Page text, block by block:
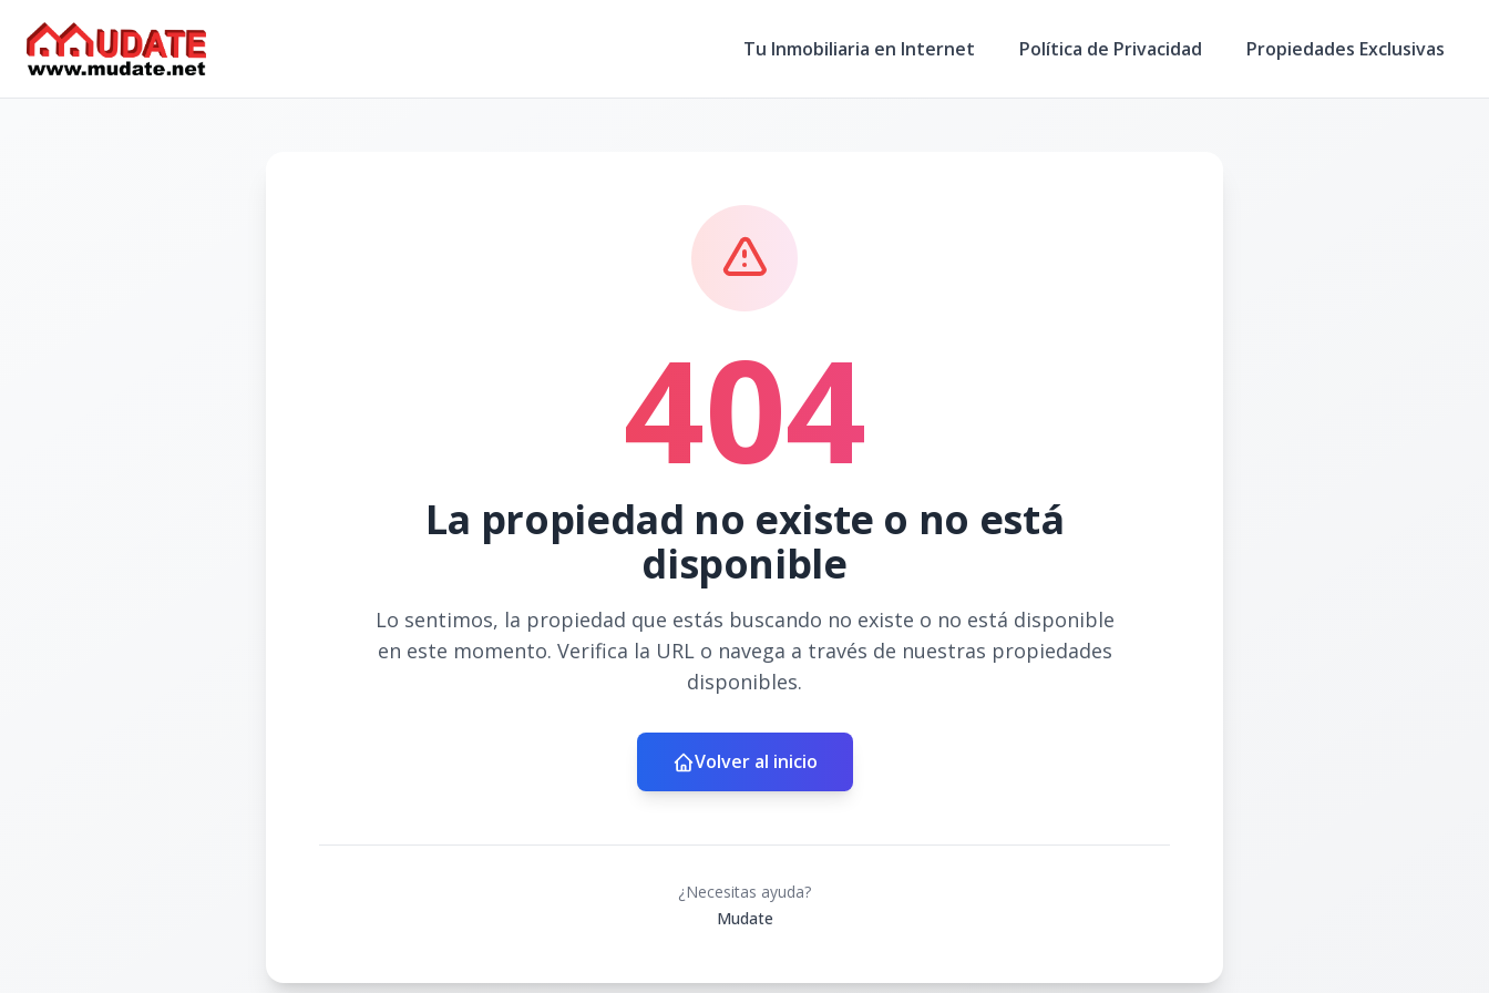
Tu Inmobiliaria en Internet Política de Privacidad Propiedades Exclusivas
404
La propiedad no existe o no está
disponible
Lo sentimos, la propiedad que estás buscando no existe o no está disponible
en este momento. Verifica la URL o navega a través de nuestras propiedades
disponibles.
Volver al inicio
¿Necesitas ayuda?
Mudate